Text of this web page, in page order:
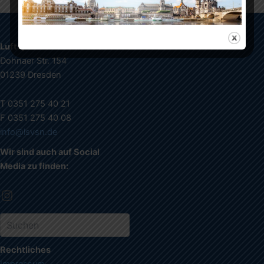
Luftsportverband Sachsen e.V.
Dohnaer Str. 154
01239 Dresden
T 0351 275 40 21
F 0351 275 40 08
info@lsvsn.de
Wir sind auch auf Social
Media zu finden:
Rechtliches